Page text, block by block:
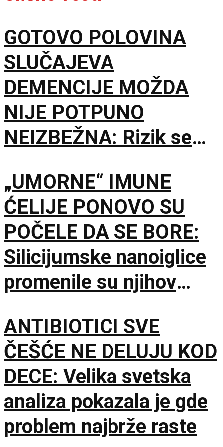
GOTOVO POLOVINA
SLUČAJEVA
DEMENCIJE MOŽDA
NIJE POTPUNO
NEIZBEŽNA: Rizik se
starosti
„UMORNE“ IMUNE
ĆELIJE PONOVO SU
POČELE DA SE BORE:
Silicijumske nanoiglice
promenile su njihov
ANTIBIOTICI SVE
ČEŠĆE NE DELUJU KOD
DECE: Velika svetska
analiza pokazala je gde
problem najbrže raste